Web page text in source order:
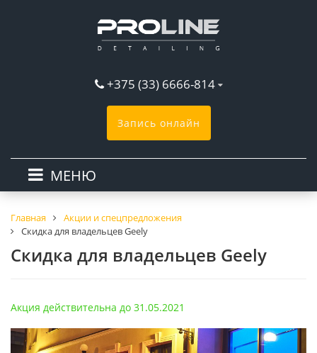
+375 (33) 6666-814
Запись онлайн
МЕНЮ
Главная
Акции и спецпредложения
Скидка для владельцев Geely
Скидка для владельцев Geely
Акция действительна до 31.05.2021